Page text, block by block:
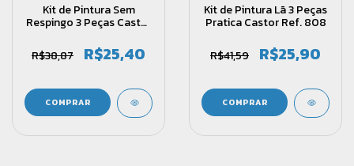
Kit de Pintura Sem
Respingo 3 Peças Castor
R$38,87
R$25,40
Kit de Pintura Lã 3 Peças
Pratica Castor Ref. 808
R$41,59
R$25,90